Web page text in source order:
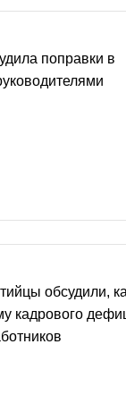
поправки в
обсудили,
кадрового